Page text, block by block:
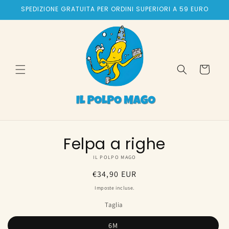
direttamente
ai contenuti
SPEDIZIONE GRATUITA PER ORDINI SUPERIORI A 59 EURO
Carrello
Felpa a righe
IL POLPO MAGO
Prezzo
di
€34,90 EUR
Imposte incluse.
Taglia
6M